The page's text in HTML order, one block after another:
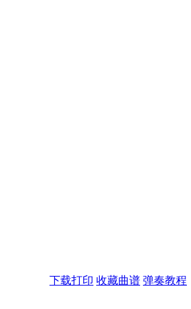
下载打印 收藏曲谱 弹奏教程